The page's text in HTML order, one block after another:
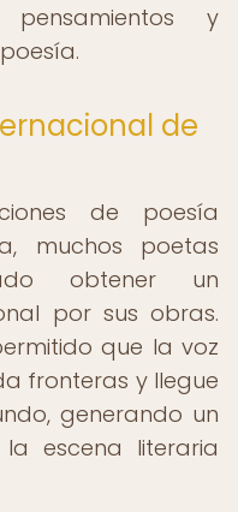
y
de
de poesía
muchos poetas
obtener un
por sus obras.
que la voz
fronteras y llegue
generando un
escena literaria